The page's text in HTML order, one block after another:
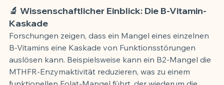
🔬 Wissenschaftlicher Einblick: Die B-Vitamin-
Kaskade
Forschungen zeigen, dass ein Mangel eines einzelnen
B-Vitamins eine Kaskade von Funktionsstörungen
auslösen kann. Beispielsweise kann ein B2-Mangel die
MTHFR-Enzymaktivität reduzieren, was zu einem